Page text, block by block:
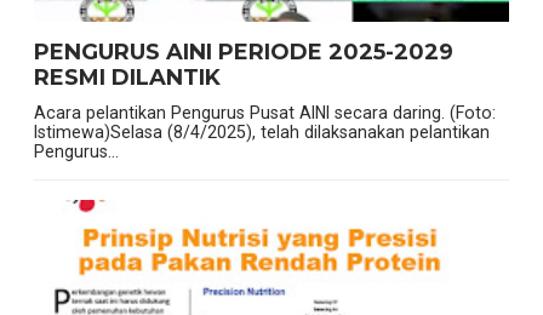
PENGURUS AINI PERIODE 2025-2029
RESMI DILANTIK
Acara pelantikan Pengurus Pusat AINI secara daring. (Foto:
Istimewa)Selasa (8/4/2025), telah dilaksanakan pelantikan
Pengurus...